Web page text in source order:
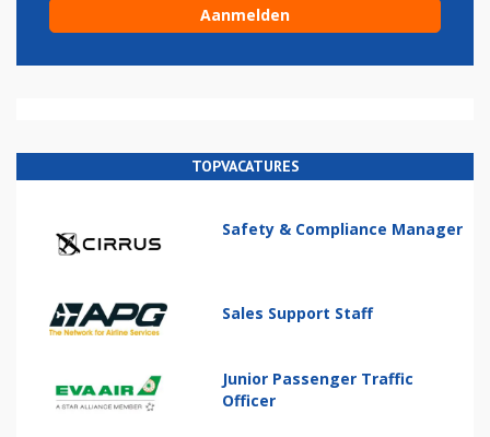
TOPVACATURES
Safety & Compliance Manager
Sales Support Staff
Junior Passenger Traffic
Officer